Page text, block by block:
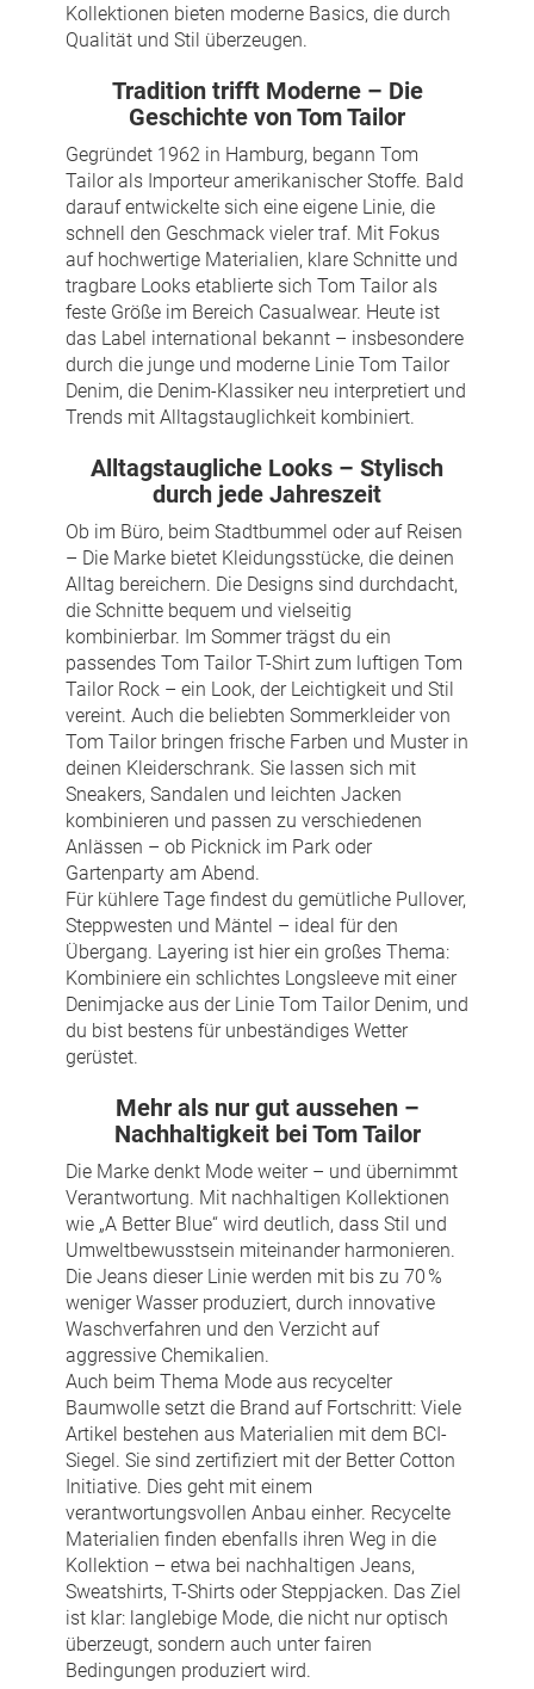
Kollektionen bieten moderne Basics, die durch
Qualität und Stil überzeugen.
Tradition trifft Moderne – Die
Geschichte von Tom Tailor
Gegründet 1962 in Hamburg, begann Tom
Tailor als Importeur amerikanischer Stoffe. Bald
darauf entwickelte sich eine eigene Linie, die
schnell den Geschmack vieler traf. Mit Fokus
auf hochwertige Materialien, klare Schnitte und
tragbare Looks etablierte sich Tom Tailor als
feste Größe im Bereich Casualwear. Heute ist
das Label international bekannt – insbesondere
durch die junge und moderne Linie Tom Tailor
Denim, die Denim-Klassiker neu interpretiert und
Trends mit Alltagstauglichkeit kombiniert.
Alltagstaugliche Looks – Stylisch
durch jede Jahreszeit
Ob im Büro, beim Stadtbummel oder auf Reisen
– Die Marke bietet Kleidungsstücke, die deinen
Alltag bereichern. Die Designs sind durchdacht,
die Schnitte bequem und vielseitig
kombinierbar. Im Sommer trägst du ein
passendes Tom Tailor T-Shirt zum luftigen Tom
Tailor Rock – ein Look, der Leichtigkeit und Stil
vereint. Auch die beliebten Sommerkleider von
Tom Tailor bringen frische Farben und Muster in
deinen Kleiderschrank. Sie lassen sich mit
Sneakers, Sandalen und leichten Jacken
kombinieren und passen zu verschiedenen
Anlässen – ob Picknick im Park oder
Gartenparty am Abend.
Für kühlere Tage findest du gemütliche Pullover,
Steppwesten und Mäntel – ideal für den
Übergang. Layering ist hier ein großes Thema:
Kombiniere ein schlichtes Longsleeve mit einer
Denimjacke aus der Linie Tom Tailor Denim, und
du bist bestens für unbeständiges Wetter
gerüstet.
Mehr als nur gut aussehen –
Nachhaltigkeit bei Tom Tailor
Die Marke denkt Mode weiter – und übernimmt
Verantwortung. Mit nachhaltigen Kollektionen
wie „A Better Blue“ wird deutlich, dass Stil und
Umweltbewusstsein miteinander harmonieren.
Die Jeans dieser Linie werden mit bis zu 70 %
weniger Wasser produziert, durch innovative
Waschverfahren und den Verzicht auf
aggressive Chemikalien.
Auch beim Thema Mode aus recycelter
Baumwolle setzt die Brand auf Fortschritt: Viele
Artikel bestehen aus Materialien mit dem BCI-
Siegel. Sie sind zertifiziert mit der Better Cotton
Initiative. Dies geht mit einem
verantwortungsvollen Anbau einher. Recycelte
Materialien finden ebenfalls ihren Weg in die
Kollektion – etwa bei nachhaltigen Jeans,
Sweatshirts, T-Shirts oder Steppjacken. Das Ziel
ist klar: langlebige Mode, die nicht nur optisch
überzeugt, sondern auch unter fairen
Bedingungen produziert wird.